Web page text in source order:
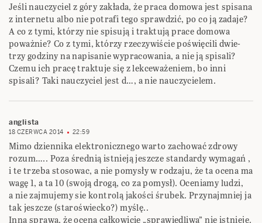
Jeśli nauczyciel z góry zakłada, że praca domowa jest spisana
z internetu albo nie potrafi tego sprawdzić, po co ją zadaje?
A co z tymi, którzy nie spisują i traktują prace domowa
poważnie? Co z tymi, którzy rzeczywiście poświęcili dwie-
trzy godziny na napisanie wypracowania, a nie ją spisali?
Czemu ich pracę traktuje się z lekceważeniem, bo inni
spisali? Taki nauczyciel jest d…, a nie nauczycielem.
anglista
18 CZERWCA 2014 22:59
Mimo dziennika elektronicznego warto zachować zdrowy
rozum….. Poza średnią istnieją jeszcze standardy wymagań ,
i te trzeba stosowac, a nie pomysły w rodzaju, że ta ocena ma
wagę 1, a ta 10 (swoją drogą, co za pomysł). Oceniamy ludzi,
a nie zajmujemy sie kontrolą jakości śrubek. Przynajmniej ja
tak jeszcze (staroświecko?) myślę..
Inna sprawa, że ocena całkowicie „sprawiedliwa” nie istnieje.